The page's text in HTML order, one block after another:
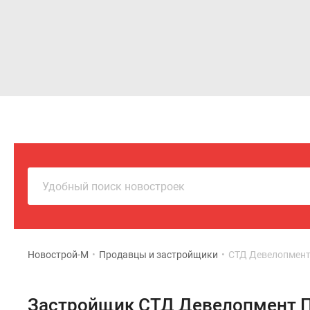
Удобный поиск новостроек
Новострой-М • Продавцы и застройщики • СТД
Застройщик СТД Девелопмент